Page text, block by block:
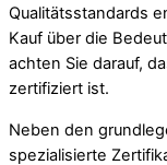
Qualitätsstandards
Kauf über die
achten Sie darauf,
zertifiziert ist.
Neben den
spezialisierte